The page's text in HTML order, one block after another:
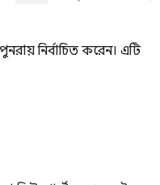
নির্বাচিত করেন। এটি